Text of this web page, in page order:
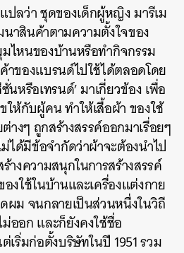
ปลว่า ชุดของเด็กผู้หญิง มารีเม
าสินค้าตามความตั้งใจของ
ไหนของบ้านหรือทำกิจกรรม
าของแบรนด์ไปใช้ได้ตลอดโดย
นหรือเทรนด์’ มาเกี่ยวข้อง เพื่อ
ห้กับผู้คน ทำให้เสื้อผ้า ของใช้
างๆ ถูกสร้างสรรค์ออกมาเรื่อยๆ
ได้มีข้อจำกัดว่าผ้าจะต้องนำไป
างความสนุกในการสร้างสรรค์
งใช้ในบ้านและเครื่องแต่งกาย
ผม จนกลายเป็นส่วนหนึ่งในวิถี
ออก และก็ยังคงใช้ชื่อ
เริ่มก่อตั้งบริษัทในปี 1951 รวม